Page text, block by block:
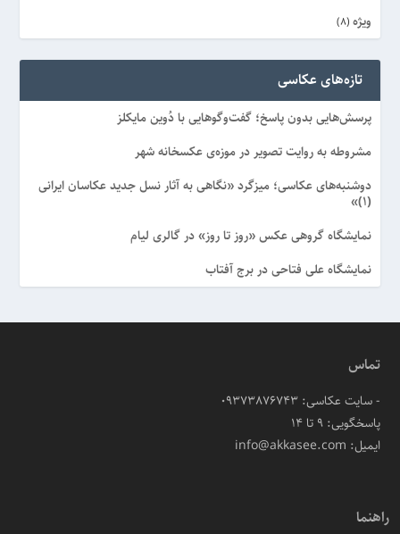
ویژه (8)
تازه‌های عکاسی
پرسش‌هایی بدون پاسخ؛ گفت‌وگوهایی با دُوین مایکلز
مشروطه به روایت تصویر در موزه‌ی عکسخانه شهر
دوشنبه‌های عکاسی؛ میزگرد «نگاهی به آثار نسل جدید عکاسان ایرانی
(۱)»
نمایشگاه گروهی عکس «روز تا روز» در گالری لیام
نمایشگاه علی فتاحی در برج آفتاب
تماس
- سایت عکاسی: 09373876743
پاسخگویی: ۹ تا ۱۴
ایمیل: info@akkasee.com
راهنما